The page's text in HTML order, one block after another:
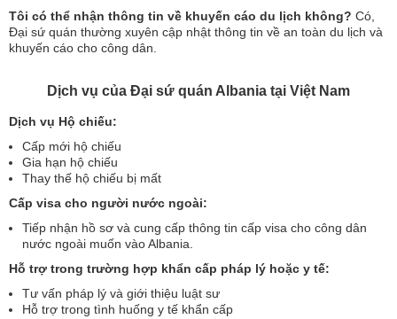
Tôi có thể nhận thông tin về khuyến cáo du lịch không? Có,
Đại sứ quán thường xuyên cập nhật thông tin về an toàn du lịch và
khuyến cáo cho công dân.
Dịch vụ của Đại sứ quán Albania tại Việt Nam
Dịch vụ Hộ chiếu:
Cấp mới hộ chiếu
Gia hạn hộ chiếu
Thay thế hộ chiếu bị mất
Cấp visa cho người nước ngoài:
Tiếp nhận hồ sơ và cung cấp thông tin cấp visa cho công dân
nước ngoài muốn vào Albania.
Hỗ trợ trong trường hợp khẩn cấp pháp lý hoặc y tế:
Tư vấn pháp lý và giới thiệu luật sư
Hỗ trợ trong tình huống y tế khẩn cấp